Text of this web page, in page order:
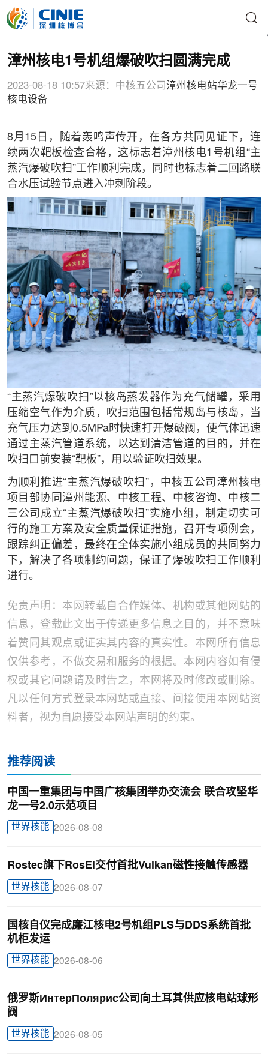
漳州核电1号机组爆破吹扫圆满完成
2023-08-18 10:57来源：中核五公司 漳州核电站华龙一号
核电设备
8月15日，随着轰鸣声传开，在各方共同见证下，连
续两次靶板检查合格，这标志着漳州核电1号机组“主
蒸汽爆破吹扫”工作顺利完成，同时也标志着二回路联
合水压试验节点进入冲刺阶段。
“主蒸汽爆破吹扫”以核岛蒸发器作为充气储罐，采用
压缩空气作为介质，吹扫范围包括常规岛与核岛，当
充气压力达到0.5MPa时快速打开爆破阀，使气体迅速
通过主蒸汽管道系统，以达到清洁管道的目的，并在
吹扫口前安装“靶板”，用以验证吹扫效果。
为顺利推进“主蒸汽爆破吹扫”，中核五公司漳州核电
项目部协同漳州能源、中核工程、中核咨询、中核二
三公司成立“主蒸汽爆破吹扫”实施小组，制定切实可
行的施工方案及安全质量保证措施，召开专项例会，
跟踪纠正偏差，最终在全体实施小组成员的共同努力
下，解决了各项制约问题，保证了爆破吹扫工作顺利
进行。
免责声明：本网转载自合作媒体、机构或其他网站的
信息，登载此文出于传递更多信息之目的，并不意味
着赞同其观点或证实其内容的真实性。本网所有信息
仅供参考，不做交易和服务的根据。本网内容如有侵
权或其它问题请及时告之，本网将及时修改或删除。
凡以任何方式登录本网站或直接、间接使用本网站资
料者，视为自愿接受本网站声明的约束。
推荐阅读
中国一重集团与中国广核集团举办交流会 联合攻坚华
龙一号2.0示范项目
世界核能 2026-08-08
Rostec旗下RosEl交付首批Vulkan磁性接触传感器
世界核能 2026-08-07
国核自仪完成廉江核电2号机组PLS与DDS系统首批
机柜发运
世界核能 2026-08-06
俄罗斯ИнтерПолярис公司向土耳其供应核电站球形
阀
世界核能 2026-08-05